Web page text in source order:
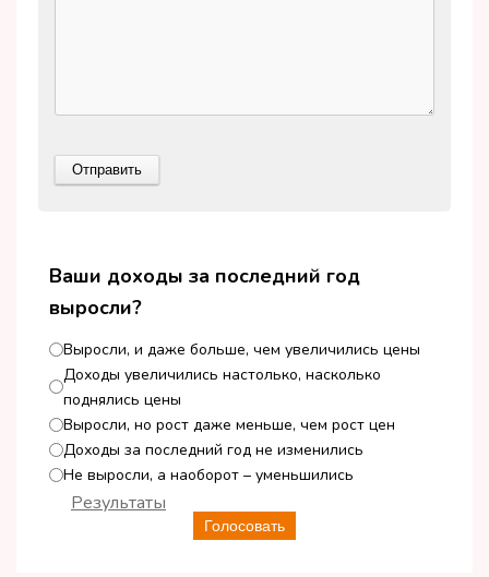
Ваши доходы за последний год
выросли?
Выросли, и даже больше, чем увеличились цены
Доходы увеличились настолько, насколько
поднялись цены
Выросли, но рост даже меньше, чем рост цен
Доходы за последний год не изменились
Не выросли, а наоборот – уменьшились
Голосовать
Результаты